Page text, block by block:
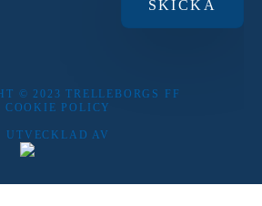
© 2023 TRELLEBORGS FF
COOKIE POLICY
UTVECKLAD AV